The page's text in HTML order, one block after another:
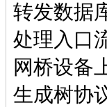
转发数据
处理入口
网桥设备
生成树协